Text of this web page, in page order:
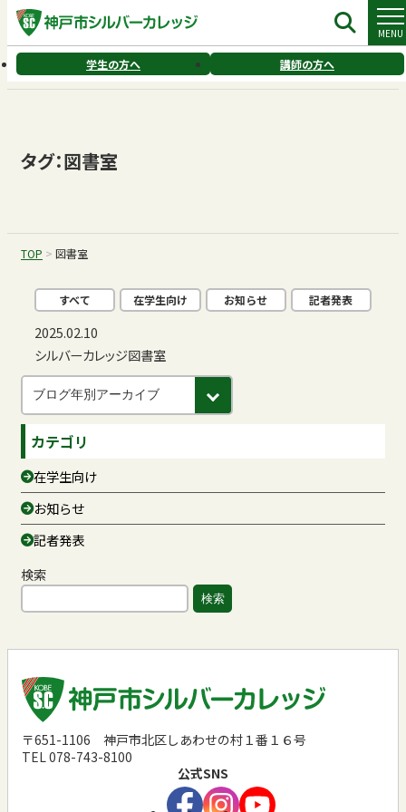
コ
テ
ン
ツ
MENU
学生の方へ 講師の方へ
タグ：図書室
TOP > 図書室
すべて 在学生向け お知らせ 記者発表
2025.02.10
シルバーカレッジ図書室
カテゴリ
在学生向け
お知らせ
記者発表
検索
検索
〒651-1106 神戸市北区しあわせの村１番１６号
TEL 078-743-8100
公式SNS